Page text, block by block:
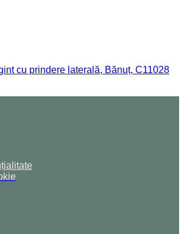
cu prindere laterală, Bănuț, C11028